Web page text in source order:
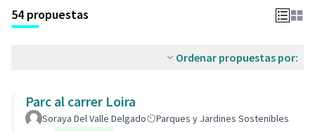
54 propuestas
Ordenar propuestas por:
Parc al carrer Loira
Soraya Del Valle Delgado
Parques y Jardines Sostenibles